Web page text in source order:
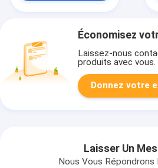
Économisez
Laissez-nous
produits avec vous.
Donnez votre
Laisser Un
Nous Vous Répondrons